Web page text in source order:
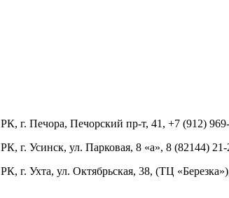
РК, г. Печора, Печорский пр-т, 41, +7 (912)
РК, г. Усинск, ул. Парковая, 8 «а», 8 (82144) 21-
РК, г. Ухта, ул. Октябрьская, 38, (ТЦ